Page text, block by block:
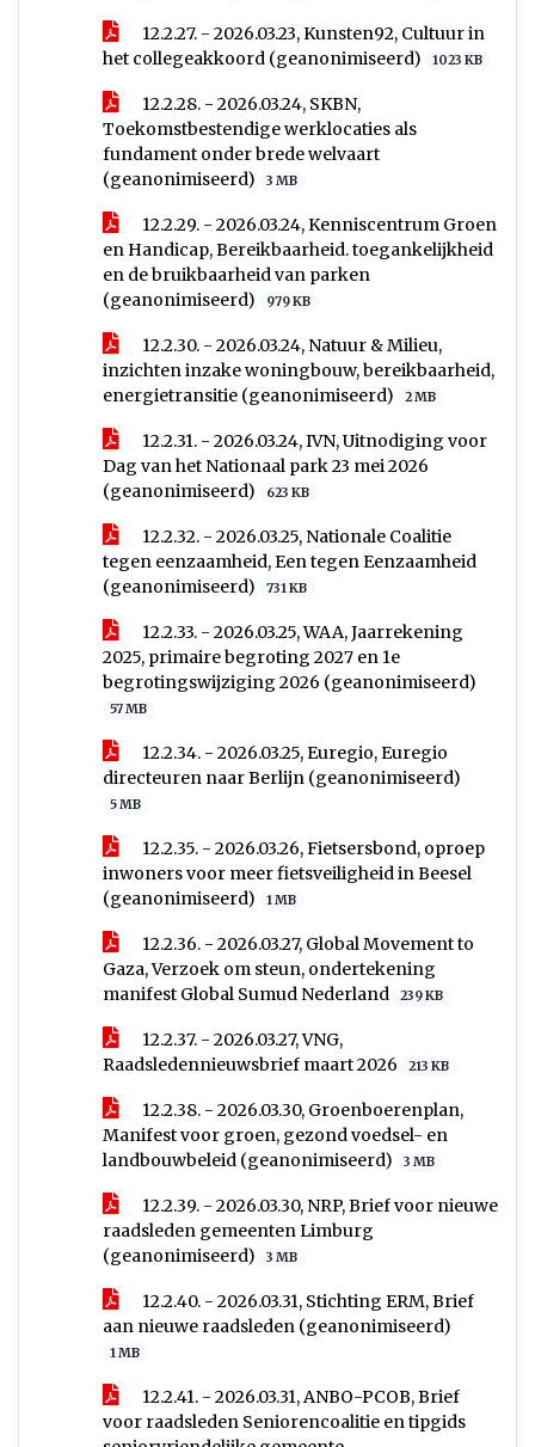
12.2.27. - 2026.03.23, Kunsten92, Cultuur in
het collegeakkoord (geanonimiseerd)
1023 KB
12.2.28. - 2026.03.24, SKBN,
Toekomstbestendige werklocaties als
fundament onder brede welvaart
(geanonimiseerd)
3 MB
12.2.29. - 2026.03.24, Kenniscentrum Groen
en Handicap, Bereikbaarheid. toegankelijkheid
en de bruikbaarheid van parken
(geanonimiseerd)
979 KB
12.2.30. - 2026.03.24, Natuur & Milieu,
inzichten inzake woningbouw, bereikbaarheid,
energietransitie (geanonimiseerd)
2 MB
12.2.31. - 2026.03.24, IVN, Uitnodiging voor
Dag van het Nationaal park 23 mei 2026
(geanonimiseerd)
623 KB
12.2.32. - 2026.03.25, Nationale Coalitie
tegen eenzaamheid, Een tegen Eenzaamheid
(geanonimiseerd)
731 KB
12.2.33. - 2026.03.25, WAA, Jaarrekening
2025, primaire begroting 2027 en 1e
begrotingswijziging 2026 (geanonimiseerd)
57 MB
12.2.34. - 2026.03.25, Euregio, Euregio
directeuren naar Berlijn (geanonimiseerd)
5 MB
12.2.35. - 2026.03.26, Fietsersbond, oproep
inwoners voor meer fietsveiligheid in Beesel
(geanonimiseerd)
1 MB
12.2.36. - 2026.03.27, Global Movement to
Gaza, Verzoek om steun, ondertekening
manifest Global Sumud Nederland
239 KB
12.2.37. - 2026.03.27, VNG,
Raadsledennieuwsbrief maart 2026
213 KB
12.2.38. - 2026.03.30, Groenboerenplan,
Manifest voor groen, gezond voedsel- en
landbouwbeleid (geanonimiseerd)
3 MB
12.2.39. - 2026.03.30, NRP, Brief voor nieuwe
raadsleden gemeenten Limburg
(geanonimiseerd)
3 MB
12.2.40. - 2026.03.31, Stichting ERM, Brief
aan nieuwe raadsleden (geanonimiseerd)
1 MB
12.2.41. - 2026.03.31, ANBO-PCOB, Brief
voor raadsleden Seniorencoalitie en tipgids